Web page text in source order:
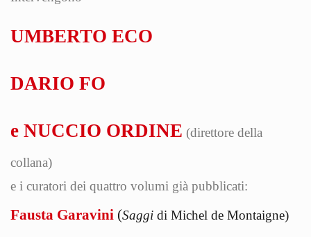
UMBERTO ECO
DARIO FO
e NUCCIO ORDINE (direttore della
collana)
e i curatori dei quattro volumi già pubblicati:
Fausta Garavini (Saggi di Michel de Montaigne)